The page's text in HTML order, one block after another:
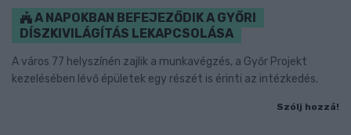
A NAPOKBAN BEFEJEZŐDIK A GYŐRI
DÍSZKIVILÁGÍTÁS LEKAPCSOLÁSA
A város 77 helyszínén zajlik a munkavégzés, a Győr Projekt
kezelésében lévő épületek egy részét is érinti az intézkedés.
Szólj hozzá!